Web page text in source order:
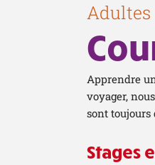
Adultes
Apprendre
voyager,
sont toujours
Stages